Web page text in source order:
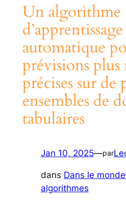
Un algorithme
d’apprentissage
automatique
prévisions plus
précises sur de
ensembles de
tabulaires
Jan 10, 2025—par
dans Dans le
algorithmes